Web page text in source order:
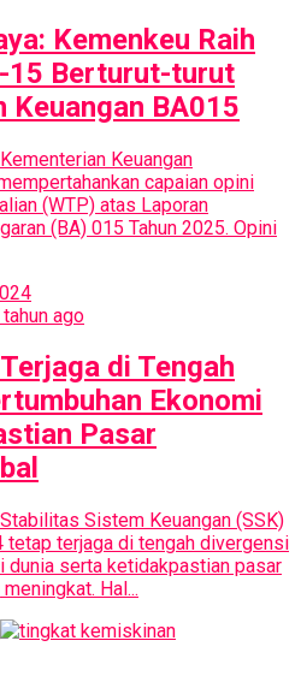
Kemenkeu Raih
15 Berturut-turut
Keuangan BA015
Keuangan
capaian opini
(WTP) atas Laporan
(BA) 015 Tahun 2025. Opini
ago
di Tengah
Ekonomi
Pasar
Sistem Keuangan (SSK)
tetap terjaga di tengah divergensi
dunia serta ketidakpastian pasar
Hal...